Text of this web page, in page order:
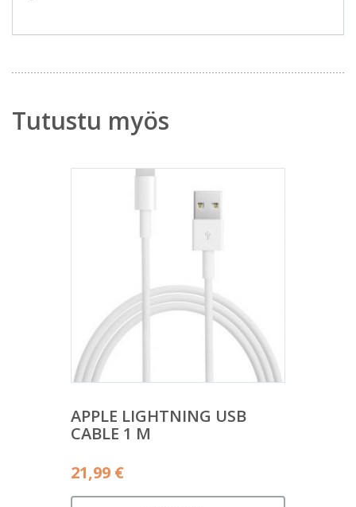
Tutustu myös
APPLE LIGHTNING USB
CABLE 1 M
21,99 €